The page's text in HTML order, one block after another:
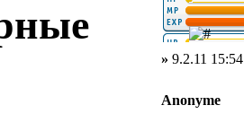
» 9.2.11 15:54
Anonyme